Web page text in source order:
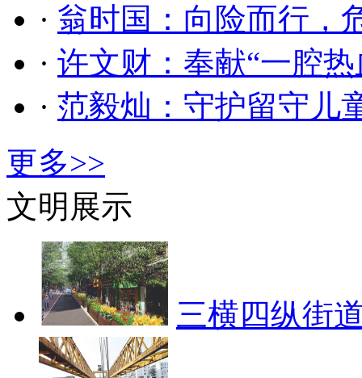
· 翁时国：向险而行，
· 许文财：奉献“一腔
· 范毅灿：守护留守儿
更多>>
文明展示
三横四纵街